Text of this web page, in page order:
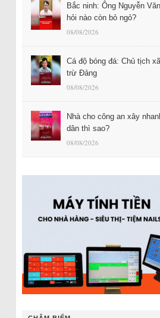
Bắc ninh: Ông Nguyễn
hỏi nào còn bỏ ngỏ?
08/08/2026
Cá độ bóng đá: Chủ tịch
trừ Đảng
08/08/2026
Nhà cho công an xây
dân thì sao?
08/08/2026